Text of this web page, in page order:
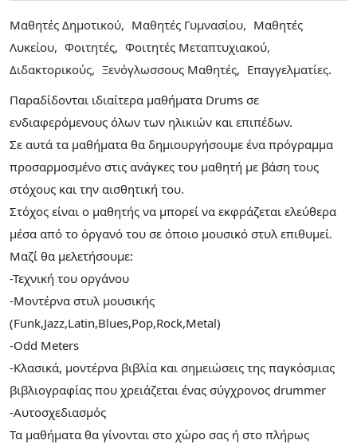
Μαθητές Δημοτικού Μαθητές Γυμνασίου
Μαθητές
Λυκείου
Φοιτητές
Φοιτητές Μεταπτυχιακού
Διδακτορικούς
Ξενόγλωσσους Μαθητές
Επαγγελματίες
Παραδίδονται ιδιαίτερα μαθήματα Drums σε
ενδιαφερόμενους όλων των ηλικιών και επιπέδων.
Σε αυτά τα μαθήματα θα δημιουργήσουμε ένα πρόγραμμα
προσαρμοσμένο στις ανάγκες του μαθητή με βάση τους
στόχους και την αισθητική του.
Στόχος είναι ο μαθητής να μπορεί να εκφράζεται ελεύθερα
μέσα από το όργανό του σε όποιο μουσικό στυλ επιθυμεί.
Μαζί θα μελετήσουμε:
-Τεχνική του οργάνου
-Μοντέρνα στυλ μουσικής
(Funk,Jazz,Latin,Blues,Pop,Rock,Metal)
-Odd Meters
-Κλασικά, μοντέρνα βιβλία και σημειώσεις της παγκόσμιας
βιβλιογραφίας που χρειάζεται ένας σύγχρονος drummer
-Αυτοσχεδιασμός
Τα μαθήματα θα γίνονται στο χώρο σας ή στο πλήρως